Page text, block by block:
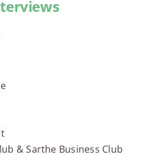
& Sarthe Business Club